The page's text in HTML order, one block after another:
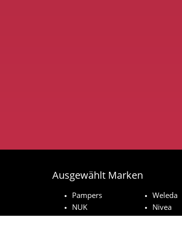
Ausgewählt Marken
Pampers
Weleda
NUK
Nivea
Royal Canin